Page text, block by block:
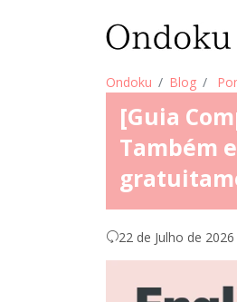
Ondoku Blog
[Guia
Também
22 de Julho de 2026